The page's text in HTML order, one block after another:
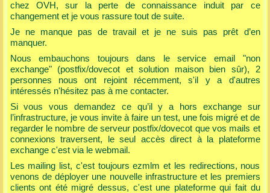
chez OVH, sur la perte de connaissance induit par ce
changement et je vous rassure tout de suite.
Je ne manque pas de travail et je ne suis pas prêt d’en
manquer.
Nous embauchons toujours dans le service email "non
exchange" (postfix/dovecot et solution maison bien sûr), 2
personnes nous ont rejoint récemment, s'il y a d'autres
intéressés n'hésitez pas à me contacter.
Si vous vous demandez ce qu’il y a hors exchange sur
l’infrastructure, je vous invite à faire un test, une fois migré et de
regarder le nombre de serveur postfix/dovecot que vos mails et
connexions traversent, le seul accès direct à la plateforme
exchange c'est via le webmail.
Les mailing list, c'est toujours ezmlm et les redirections, nous
venons de déployer une nouvelle infrastructure et les premiers
clients ont été migré dessus, c'est une plateforme qui fait du